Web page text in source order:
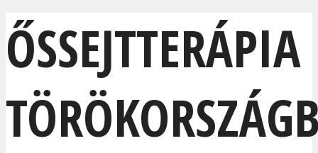
ŐSSEJTTERÁPIA